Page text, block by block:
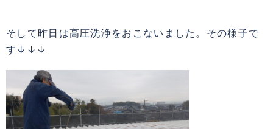
そして昨日は高圧洗浄をおこないました。その様子で
す↓↓↓